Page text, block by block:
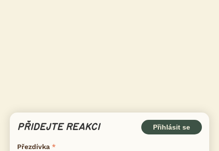
PŘIDEJTE REAKCI Přihlásit se
Přezdívka